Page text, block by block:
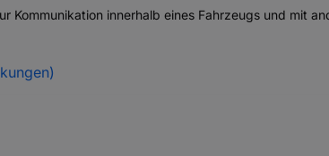
Kommunikation innerhalb eines Fahrzeugs und mit